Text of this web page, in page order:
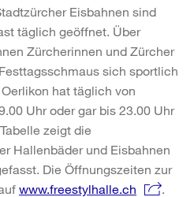
Eisbahnen sind
täglich geöffnet. Über
Zürcherinnen und Zürcher
sich sportlich
hat täglich von
Uhr oder gar bis 23.00 Uhr
zeigt die
Hallenbäder und Eisbahnen
Die Öffnungszeiten zur
www.freestylhalle.ch